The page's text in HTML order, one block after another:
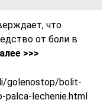
что
от боли в
>>>
golenostop/bolit-
palca-lechenie.html